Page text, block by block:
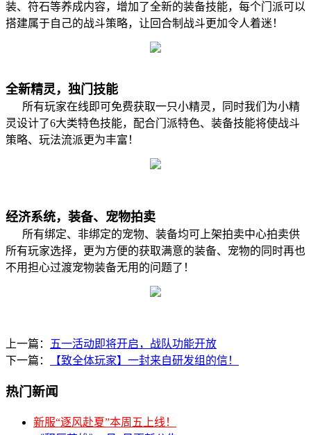
装、符石等养成内容，增加了全新的装备技能，每个门派可以
搭建属于自己的战斗策略，让回合制战斗更加令人着迷！
全新精灵，独门技能
所有玩家在线即可免费获取一只小精灵，同时我们为小精
灵设计了6大类特色技能，配合门派特色、装备技能将使战斗
策略、玩法流派更为丰富！
经济系统，装备、宠物拍卖
所有绑定、非绑定的宠物、装备均可上架拍卖中心拍卖供
所有玩家选择，更为方便的获取满意的装备、宠物的同时再也
不用担心过渡宠物装备无用的问题了！
上一篇：
五一活动即将开启，战队功能开放
下一篇：
【致全体玩家】一封来自研发组的信！
热门新闻
新服“逐风赴夏”本周五上线！